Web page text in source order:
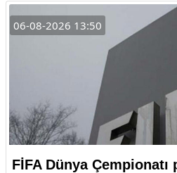
06-08-2026 13:50
FİFA Dünya Çempionatı